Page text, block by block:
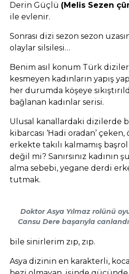
Derin Güçlü (Melis Sezen
ile evlenir.
Sonrası dizi sezon sezon
olaylar silsilesi…
Benim asıl konum Türk
kesmeyen kadınların yapış
her durumda köşeye
bağlanan kadınlar serisi.
Ulusal kanallardaki dizilerde
kibarcası ‘Hadi oradan’
erkekte takılı kalmamış
değil mi? Sanırsınız kadının
alma sebebi, yegane derdi
tutmak.
Doktor Asya Yılmaz rolünü
Cansu Dere başarıyla
bile sinirlerim zıp, zıp.
Asya dizinin en karakterli,